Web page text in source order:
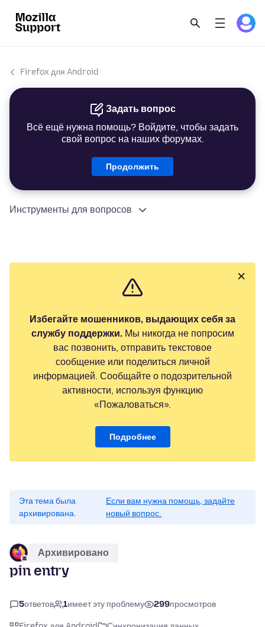
Firefox для Android
Задать вопрос
Всё ещё нужна помощь? Войдите, чтобы задать
свой вопрос на наших форумах.
Продолжить
Инструменты для вопросов
Избегайте мошенников, выдающих себя за
службу поддержки.Мы никогда не попросим
вас позвонить, отправить текстовое
сообщение или поделиться личной
информацией. Сообщайте о подозрительной
активности, используя функцию
«Пожаловаться».
Подробнее
Эта тема была
архивирована.
Если вам нужна помощь, задайте
новый вопрос.
Архивировано
pin entry
5ответов 1имеет эту проблему 299просмотров